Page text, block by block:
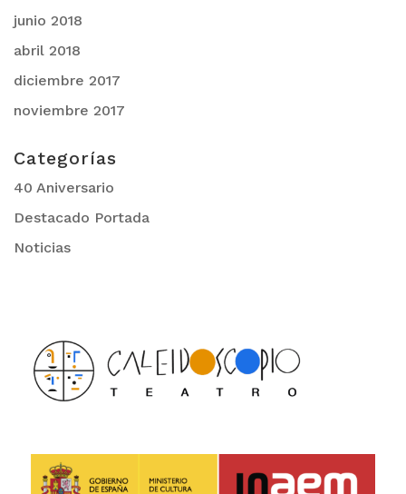
junio 2018
abril 2018
diciembre 2017
noviembre 2017
Categorías
40 Aniversario
Destacado Portada
Noticias